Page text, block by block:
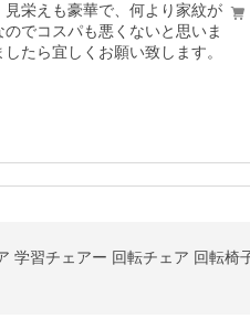
栄えも豪華で、何より家紋が
でコスパも悪くないと思いま
たら宜しくお願い致します。